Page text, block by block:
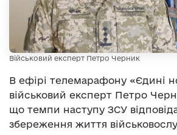
Військовий експерт Петро Черник
В ефірі телемарафону «Єдині
військовий експерт Петро
що темпи наступу ЗСУ
збереження життя